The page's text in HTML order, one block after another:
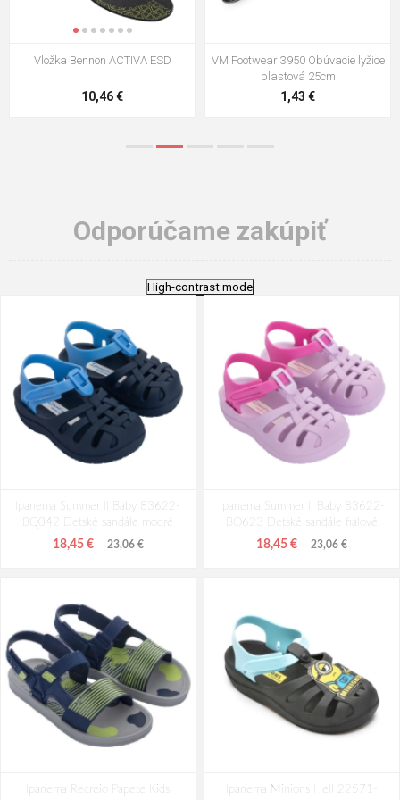
Vložka Bennon ACTIVA ESD
10,46 €
VM Footwear 3950 Obúvacie lyžice
plastová 25cm
1,43 €
Odporúčame zakúpiť
High-contrast mode
Ipanema Summer II Baby 83622-
BQ042 Detské sandále modré
18,45 € 23,06 €
Ipanema Summer II Baby 83622-
BO623 Detské sandále fialové
18,45 € 23,06 €
Ipanema Recreio Papete Kids
Ipanema Minions Hell 22571-